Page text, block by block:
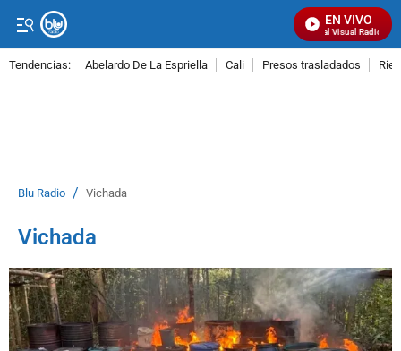
EN VIVO
Señal Visual Radio
Tendencias: Abelardo De La Espriella Cali Presos trasladados
Blu Radio / Vichada
Vichada